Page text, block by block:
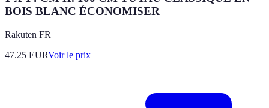
BOIS BLANC ÉCONOMISER
Rakuten FR
47.25 EURVoir le prix